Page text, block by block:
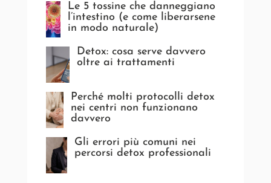
Le 5 tossine che danneggiano
l’intestino (e come liberarsene
in modo naturale)
Detox: cosa serve davvero
oltre ai trattamenti
Perché molti protocolli detox
nei centri non funzionano
davvero
Gli errori più comuni nei
percorsi detox professionali